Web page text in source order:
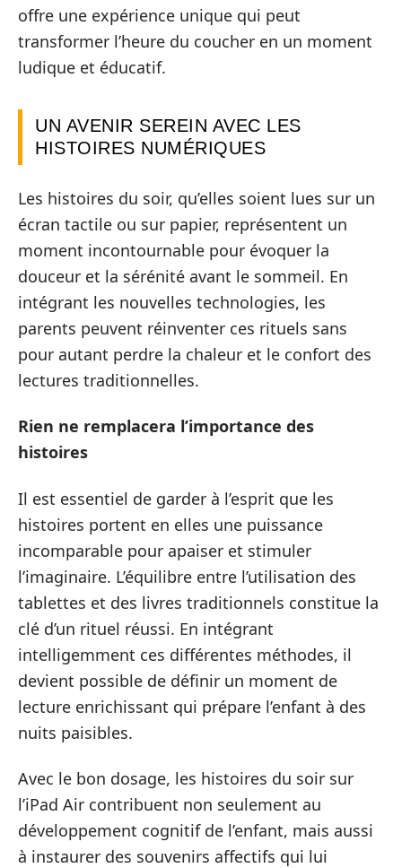
offre une expérience unique qui peut
transformer l’heure du coucher en un moment
ludique et éducatif.
UN AVENIR SEREIN AVEC LES
HISTOIRES NUMÉRIQUES
Les histoires du soir, qu’elles soient lues sur un
écran tactile ou sur papier, représentent un
moment incontournable pour évoquer la
douceur et la sérénité avant le sommeil. En
intégrant les nouvelles technologies, les
parents peuvent réinventer ces rituels sans
pour autant perdre la chaleur et le confort des
lectures traditionnelles.
Rien ne remplacera l’importance des
histoires
Il est essentiel de garder à l’esprit que les
histoires portent en elles une puissance
incomparable pour apaiser et stimuler
l’imaginaire. L’équilibre entre l’utilisation des
tablettes et des livres traditionnels constitue la
clé d’un rituel réussi. En intégrant
intelligemment ces différentes méthodes, il
devient possible de définir un moment de
lecture enrichissant qui prépare l’enfant à des
nuits paisibles.
Avec le bon dosage, les histoires du soir sur
l’iPad Air contribuent non seulement au
développement cognitif de l’enfant, mais aussi
à instaurer des souvenirs affectifs qui lui